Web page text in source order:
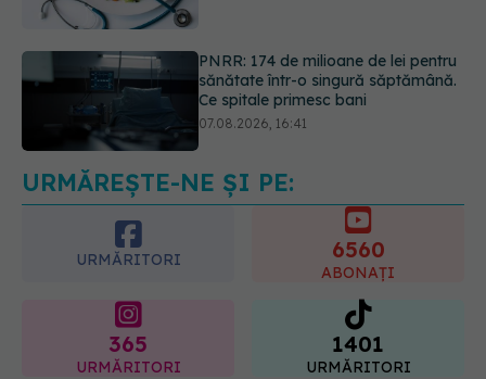
Ce spune culoarea ta preferată
despre vârsta pe care o ai. Care
este "codul cromatic" al generațiilor
URMĂREȘTE-NE ȘI PE:
URMĂRITORI 6560
ABONAȚI
365
URMĂRITORI
1401
URMĂRITORI